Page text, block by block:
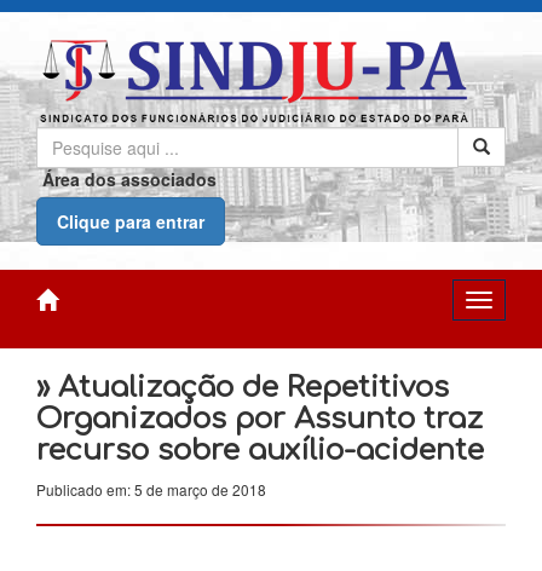
Área dos associados
Clique para entrar
» Atualização de Repetitivos
Organizados por Assunto traz
recurso sobre auxílio-acidente
Publicado em: 5 de março de 2018